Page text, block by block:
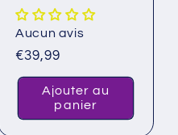
IMPERFECTION
Aucun avis
Prix
habituel
€39,99
Ajouter au
panier